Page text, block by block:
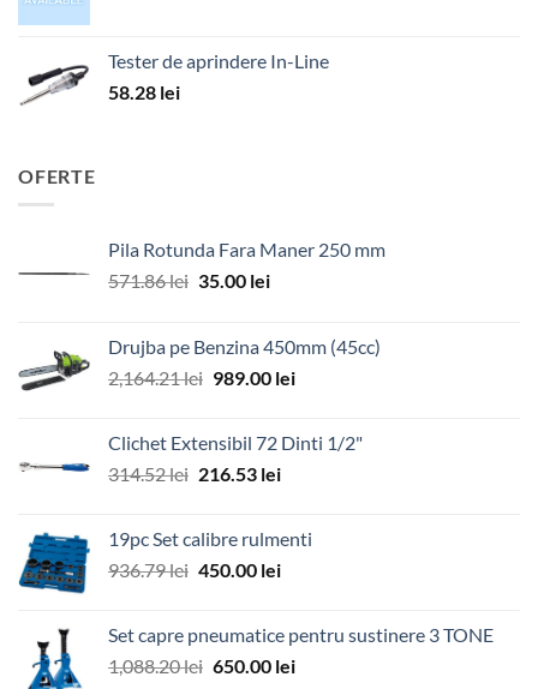
Tester de aprindere In-Line
58.28 lei
OFERTE
Pila Rotunda Fara Maner 250 mm
571.86lei Prețul
fost:
571.86 lei.
35.00 leiPrețul
35.00 lei.
Drujba pe Benzina 450mm (45cc)
2,164.21lei Prețul
fost:
2,164.21 lei.
989.00 leiPrețul
989.00 lei.
Clichet Extensibil 72 Dinti 1/2"
314.52lei Prețul
fost:
314.52 lei.
216.53 leiPrețul
216.53 lei.
19pc Set calibre rulmenti
936.79lei Prețul
fost:
936.79 lei.
450.00 leiPrețul
450.00 lei.
Set capre pneumatice pentru sustinere 3 TONE
1,088.20lei Prețul
650.00 leiPrețul